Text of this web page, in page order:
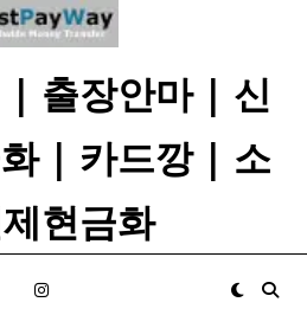
| 출장안마 | 신
| 카드깡 | 소
현금화